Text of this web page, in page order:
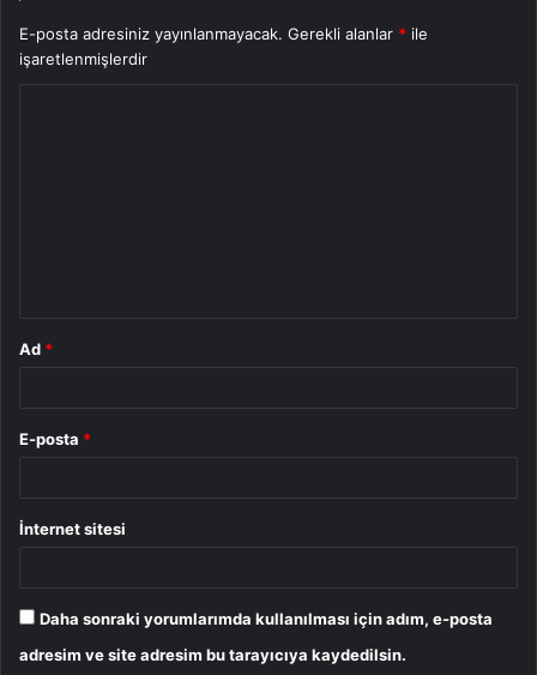
E-posta adresiniz yayınlanmayacak. Gerekli alanlar * ile
işaretlenmişlerdir
Ad *
E-posta *
İnternet sitesi
Daha sonraki yorumlarımda kullanılması için adım, e-posta
adresim ve site adresim bu tarayıcıya kaydedilsin.